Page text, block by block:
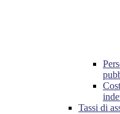
Tassi di